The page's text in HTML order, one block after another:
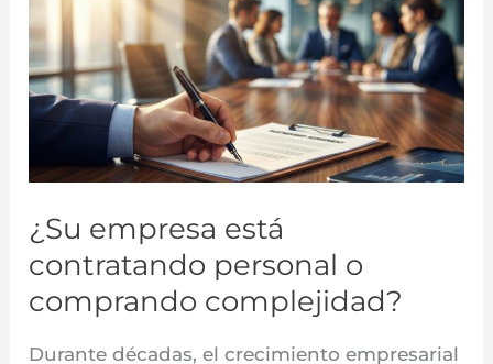
¿Su empresa está
contratando personal o
comprando complejidad?
Durante décadas, el crecimiento empresarial
empresa
está
contratando
personal
comprando